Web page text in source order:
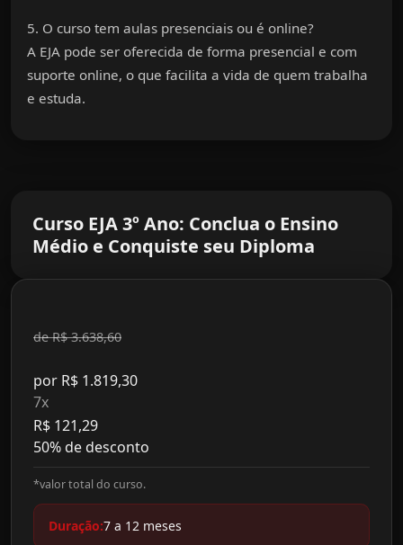
5. O curso tem aulas presenciais ou é online?
A EJA pode ser oferecida de forma presencial e com
suporte online, o que facilita a vida de quem trabalha
e estuda.
Curso EJA 3º Ano: Conclua o Ensino
Médio e Conquiste seu Diploma
de R$ 3.638,60
por R$ 1.819,30
7x
R$ 121,29
50% de desconto
*valor total do curso.
Duração:7 a 12 meses